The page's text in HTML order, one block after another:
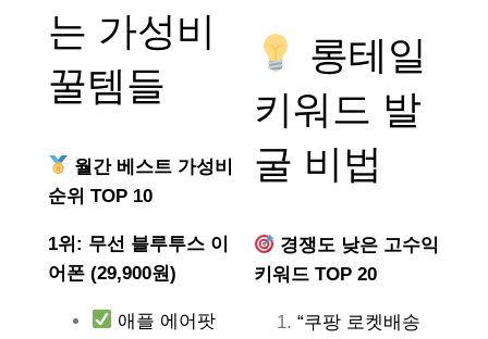
는 가성비
꿀템들
월간 베스트 가성비
순위 TOP 10
1위: 무선 블루투스 이
어폰 (29,900원)
애플 에어팟
롱테일
키워드 발
굴 비법
경쟁도 낮은 고수익
키워드 TOP 20
“쿠팡 로켓배송